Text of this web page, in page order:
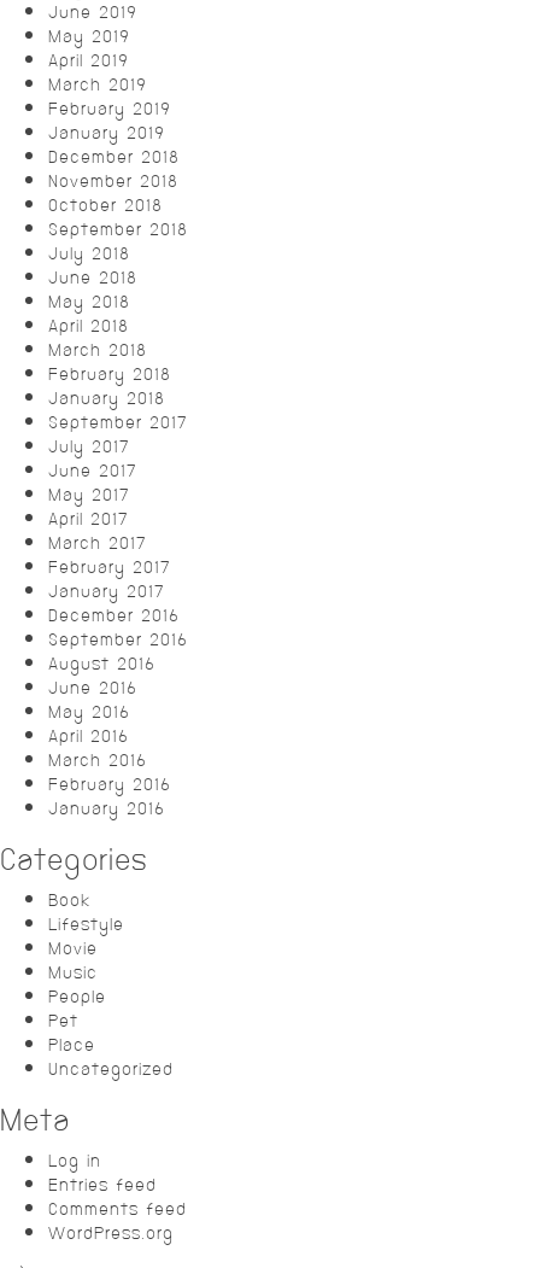
June 2019
May 2019
April 2019
March 2019
February 2019
January 2019
December 2018
November 2018
October 2018
September 2018
July 2018
June 2018
May 2018
April 2018
March 2018
February 2018
January 2018
September 2017
July 2017
June 2017
May 2017
April 2017
March 2017
February 2017
January 2017
December 2016
September 2016
August 2016
June 2016
May 2016
April 2016
March 2016
February 2016
January 2016
Categories
Book
Lifestyle
Movie
Music
People
Pet
Place
Uncategorized
Meta
Log in
Entries feed
Comments feed
WordPress.org